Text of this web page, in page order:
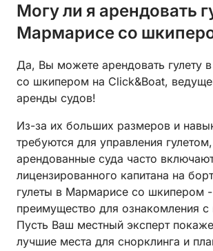
Могу ли я арендовать
Мармарисе со
Да, Вы можете арендовать гулету
со шкипером на Click&Boat,
аренды судов!
Из-за их больших размеров и
требуются для управления
арендованные суда часто
лицензированного капитана на
гулеты в Мармарисе со шкипером
преимущество для ознакомления с
Пусть Ваш местный эксперт
лучшие места для снорклинга и